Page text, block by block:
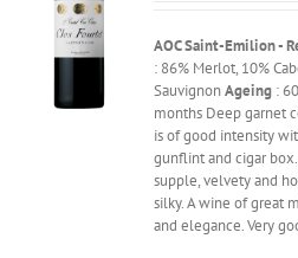
AOC Saint-Emilion -
: 86% Merlot, 10%
SauvignonAgeing :
months Deep garnet
is of good intensity
gunflint and cigar
supple, velvety and
silky. A wine of great
and elegance. Very